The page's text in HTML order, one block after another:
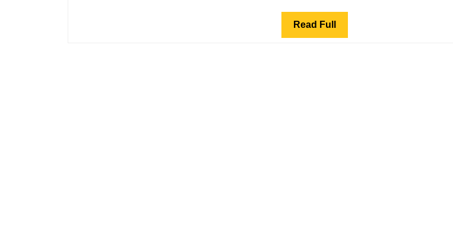
Read Full Read
Full